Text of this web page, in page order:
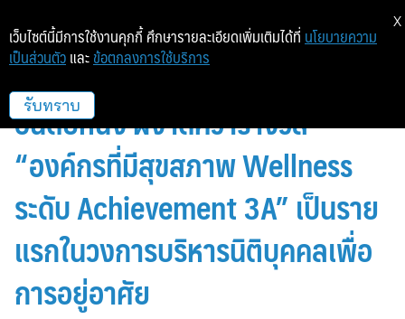
SMART ตอกย้ำความเป็นผู้นำ
อันดับหนึ่ง ผงาดคว้ารางวัล
“องค์กรที่มีสุขสภาพ Wellness
ระดับ Achievement 3A” เป็นราย
แรกในวงการบริหารนิติบุคคลเพื่อ
การอยู่อาศัย
เว็บไซต์นี้มีการใช้งานคุกกี้ ศึกษารายละเอียดเพิ่มเติมได้ที่ นโยบายความ
เป็นส่วนตัว และ ข้อตกลงการใช้บริการ
รับทราบ
X